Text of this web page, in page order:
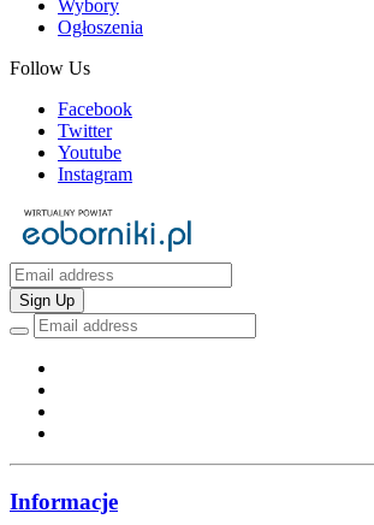
Wybory
Ogłoszenia
Follow Us
Facebook
Twitter
Youtube
Instagram
Sign Up
Informacje